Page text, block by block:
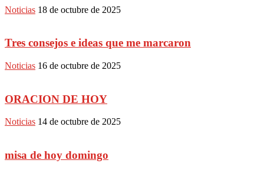
Noticias 18 de octubre de 2025
Tres consejos e ideas que me marcaron
Noticias 16 de octubre de 2025
ORACION DE HOY
Noticias 14 de octubre de 2025
misa de hoy domingo